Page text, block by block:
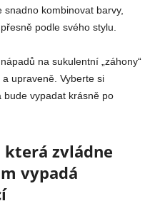
snadno kombinovat barvy,
podle svého stylu.
na sukulentní „záhony“
upraveně. Vyberte si
bude vypadat krásně po
zvládne
vypadá